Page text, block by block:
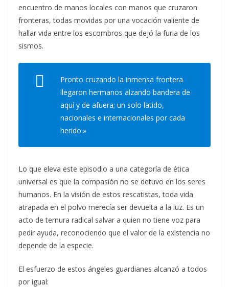
encuentro de manos locales con manos que cruzaron
fronteras, todas movidas por una vocación valiente de
hallar vida entre los escombros que dejó la furia de los
sismos.
Pronto cruzando la inmensa frontera
llegaron hermanos alzando bandera de
aquí y de afuera; un solo latido,
nacionales e internacionales por cada
herido.»
Lo que eleva este episodio a una categoría de ética
universal es que la compasión no se detuvo en los seres
humanos. En la visión de estos rescatistas, toda vida
atrapada en el polvo merecía ser devuelta a la luz. Es un
acto de ternura radical salvar a quien no tiene voz para
pedir ayuda, reconociendo que el valor de la existencia no
depende de la especie.
El esfuerzo de estos ángeles guardianes alcanzó a todos
por igual: